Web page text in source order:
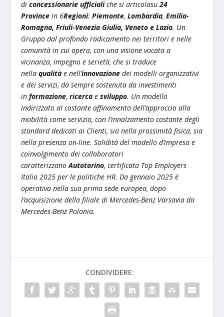
diconcessionarie ufficialiche si articolasu24
Province in 6Regioni:Piemonte,Lombardia,Emilia-
Romagna, Friuli-Venezia Giulia, Veneto e Lazio. Un
Gruppo dal profondo radicamento nei territori e nelle
comunità in cui opera, con una visione vocata a
vicinanza, impegno e serietà, che si traduce
nellaqualità e nell’innovazionedei modelli organizzativi
e dei servizi, da sempre sostenuta da investimenti
informazione,ricerca esviluppo. Un modello
indirizzato al costante affinamento dell’approccio alla
mobilità come servizio, con l’innalzamento costante degli
standard dedicati ai Clienti, sia nella prossimità fisica, sia
nella presenza on-line. Solidità del modello d’impresa e
coinvolgimento dei collaboratori
caratterizzanoAutotorino, certificata Top Employers
Italia 2025 per le politiche HR. Da gennaio 2025 è
operativa nella sua prima sede europea, dopo
l’acquisizione della filiale di Mercedes-Benz Varsavia da
Mercedes-Benz Polonia.
CONDIVIDERE: